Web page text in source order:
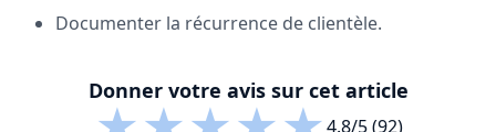
Documenter la récurrence de clientèle.
Donner votre avis sur cet article
4.8/5 (92)